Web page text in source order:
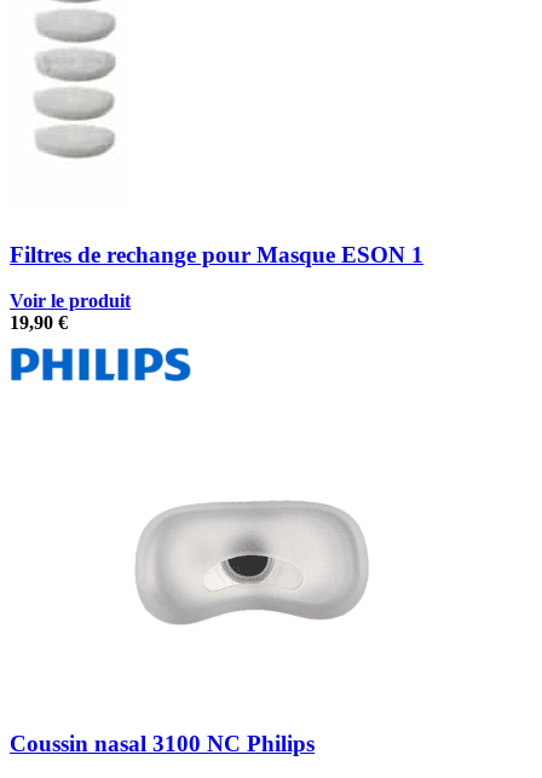
Filtres de rechange pour Masque ESON 1
Voir le produit
19,90 €
Coussin nasal 3100 NC Philips